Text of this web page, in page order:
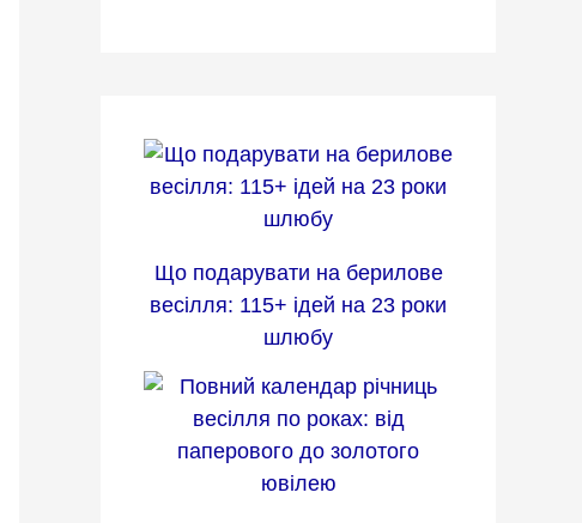
Що подарувати на берилове
весілля: 115+ ідей на 23 роки
шлюбу